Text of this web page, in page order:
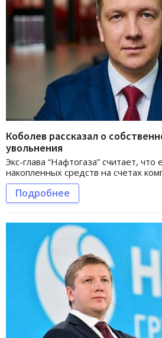
Коболев рассказал о
увольнения
Экс-глава “Нафтогаза” считает, что
накопленных средств на счетах
Подробнее